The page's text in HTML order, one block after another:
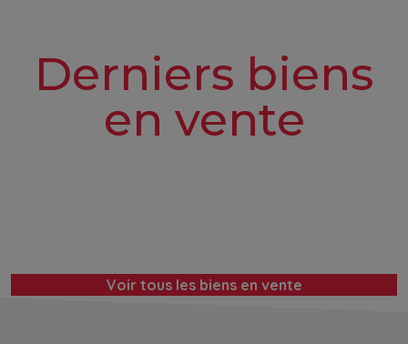
Derniers biens
en vente
Voir tous les biens en vente